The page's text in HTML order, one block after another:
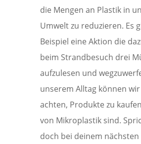
die Mengen an Plastik in
Umwelt zu reduzieren. Es
Beispiel eine Aktion die
beim Strandbesuch drei
aufzulesen und
unserem Alltag können
achten, Produkte zu
von Mikroplastik sind.
doch bei deinem nächsten